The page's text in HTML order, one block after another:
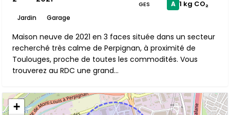
Jardin Garage
GES A 1 kg CO₂
Maison neuve de 2021 en 3 faces située dans un secteur
recherché très calme de Perpignan, à proximité de
Toulouges, proche de toutes les commodités. Vous
trouverez au RDC une grand...
+